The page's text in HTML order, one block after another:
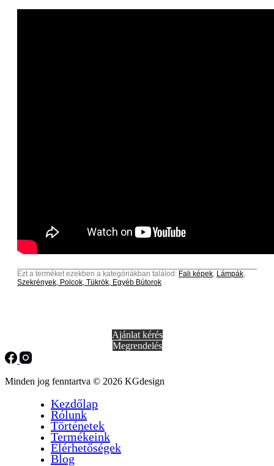
Ezt a terméket ezekben a kategóriákban találod: Fali képek, Lámpák,
Szekrények, Polcok, Tükrök, Egyéb Bútorok
Ajánlat kérés
Megrendelés
Minden jog fenntartva © 2026 KGdesign
Kezdőlap
Rólunk
Történetek
Termékeink
Elérhetőségek
Blog